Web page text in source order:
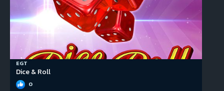
EGT
Dice & Roll
0